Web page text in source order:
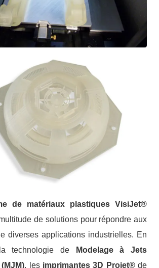
de matériaux plastiques VisiJet®
de solutions pour répondre aux
diverses applications industrielles. En
technologie de
Modelage à Jets
, les imprimantes 3D Projet®de